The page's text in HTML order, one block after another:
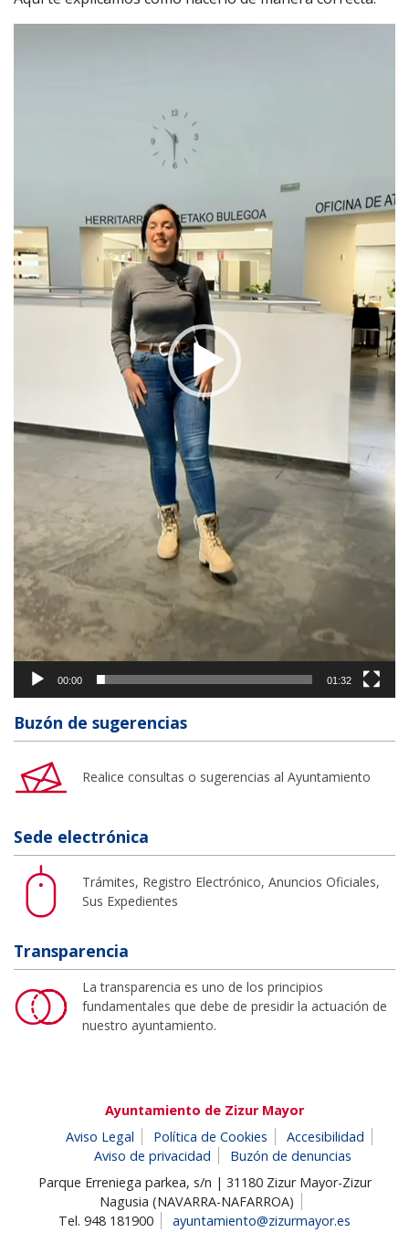
00:00 01:32
Buzón de sugerencias
Realice consultas o sugerencias al Ayuntamiento
Sede electrónica
Trámites, Registro Electrónico, Anuncios Oficiales,
Sus Expedientes
Transparencia
La transparencia es uno de los principios
fundamentales que debe de presidir la actuación de
nuestro ayuntamiento.
Ayuntamiento de Zizur Mayor
Aviso Legal
Política de Cookies
Accesibilidad
Aviso de privacidad
Buzón de denuncias
Parque Erreniega parkea, s/n | 31180 Zizur Mayor-Zizur
Nagusia (NAVARRA-NAFARROA)
Tel. 948 181900
ayuntamiento@zizurmayor.es